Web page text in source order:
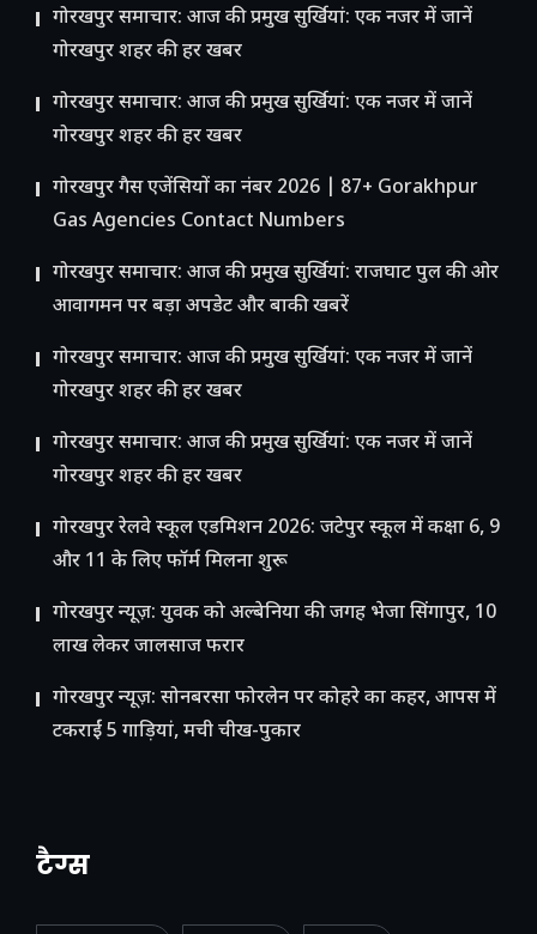
गोरखपुर समाचार: आज की प्रमुख सुर्खियां: एक नजर में जानें
गोरखपुर शहर की हर खबर
गोरखपुर समाचार: आज की प्रमुख सुर्खियां: एक नजर में जानें
गोरखपुर शहर की हर खबर
गोरखपुर गैस एजेंसियों का नंबर 2026 | 87+ Gorakhpur
Gas Agencies Contact Numbers
गोरखपुर समाचार: आज की प्रमुख सुर्खियां: राजघाट पुल की ओर
आवागमन पर बड़ा अपडेट और बाकी खबरें
गोरखपुर समाचार: आज की प्रमुख सुर्खियां: एक नजर में जानें
गोरखपुर शहर की हर खबर
गोरखपुर समाचार: आज की प्रमुख सुर्खियां: एक नजर में जानें
गोरखपुर शहर की हर खबर
गोरखपुर रेलवे स्कूल एडमिशन 2026: जटेपुर स्कूल में कक्षा 6, 9
और 11 के लिए फॉर्म मिलना शुरू
गोरखपुर न्यूज़: युवक को अल्बेनिया की जगह भेजा सिंगापुर, 10
लाख लेकर जालसाज फरार
गोरखपुर न्यूज़: सोनबरसा फोरलेन पर कोहरे का कहर, आपस में
टकराईं 5 गाड़ियां, मची चीख-पुकार
टैग्स